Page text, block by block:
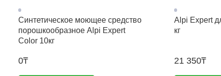
Синтетическое моющее средство
порошкообразное Alpi Expert
Color 10кг
0₸
Alpi Expert
кг
21 350₸